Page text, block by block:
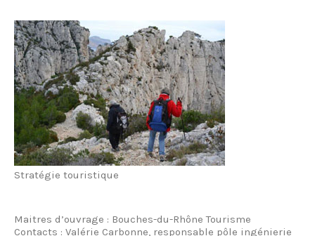
Stratégie touristique
Maitres d’ouvrage : Bouches-du-Rhône Tourisme
Contacts : Valérie Carbonne, responsable pôle ingénierie